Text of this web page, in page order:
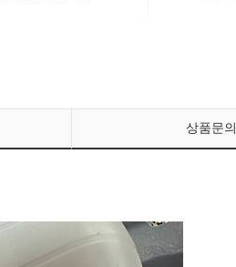
상품문의